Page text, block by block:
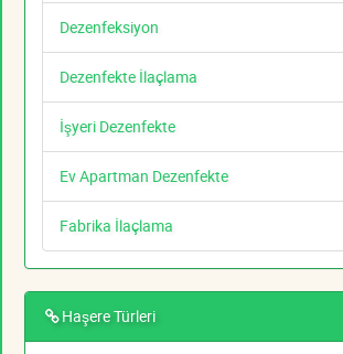
Dezenfeksiyon
Dezenfekte İlaçlama
İşyeri Dezenfekte
Ev Apartman Dezenfekte
Fabrika İlaçlama
Haşere Türleri